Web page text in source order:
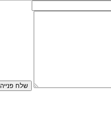
שלח פנייה